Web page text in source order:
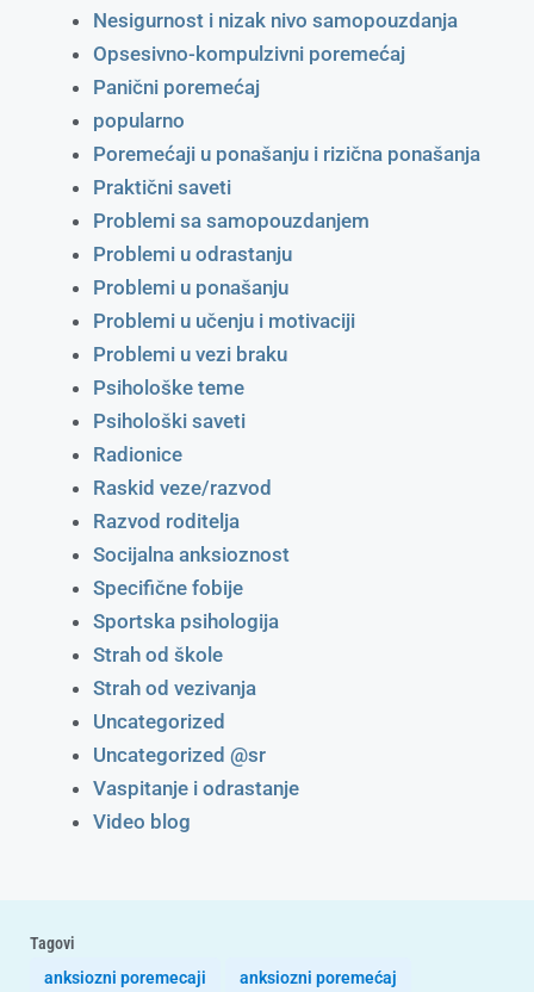
Nesigurnost i nizak nivo samopouzdanja
Opsesivno-kompulzivni poremećaj
Panični poremećaj
popularno
Poremećaji u ponašanju i rizična ponašanja
Praktični saveti
Problemi sa samopouzdanjem
Problemi u odrastanju
Problemi u ponašanju
Problemi u učenju i motivaciji
Problemi u vezi braku
Psihološke teme
Psihološki saveti
Radionice
Raskid veze/razvod
Razvod roditelja
Socijalna anksioznost
Specifične fobije
Sportska psihologija
Strah od škole
Strah od vezivanja
Uncategorized
Uncategorized @sr
Vaspitanje i odrastanje
Video blog
Tagovi
anksiozni poremecaji
anksiozni poremećaj